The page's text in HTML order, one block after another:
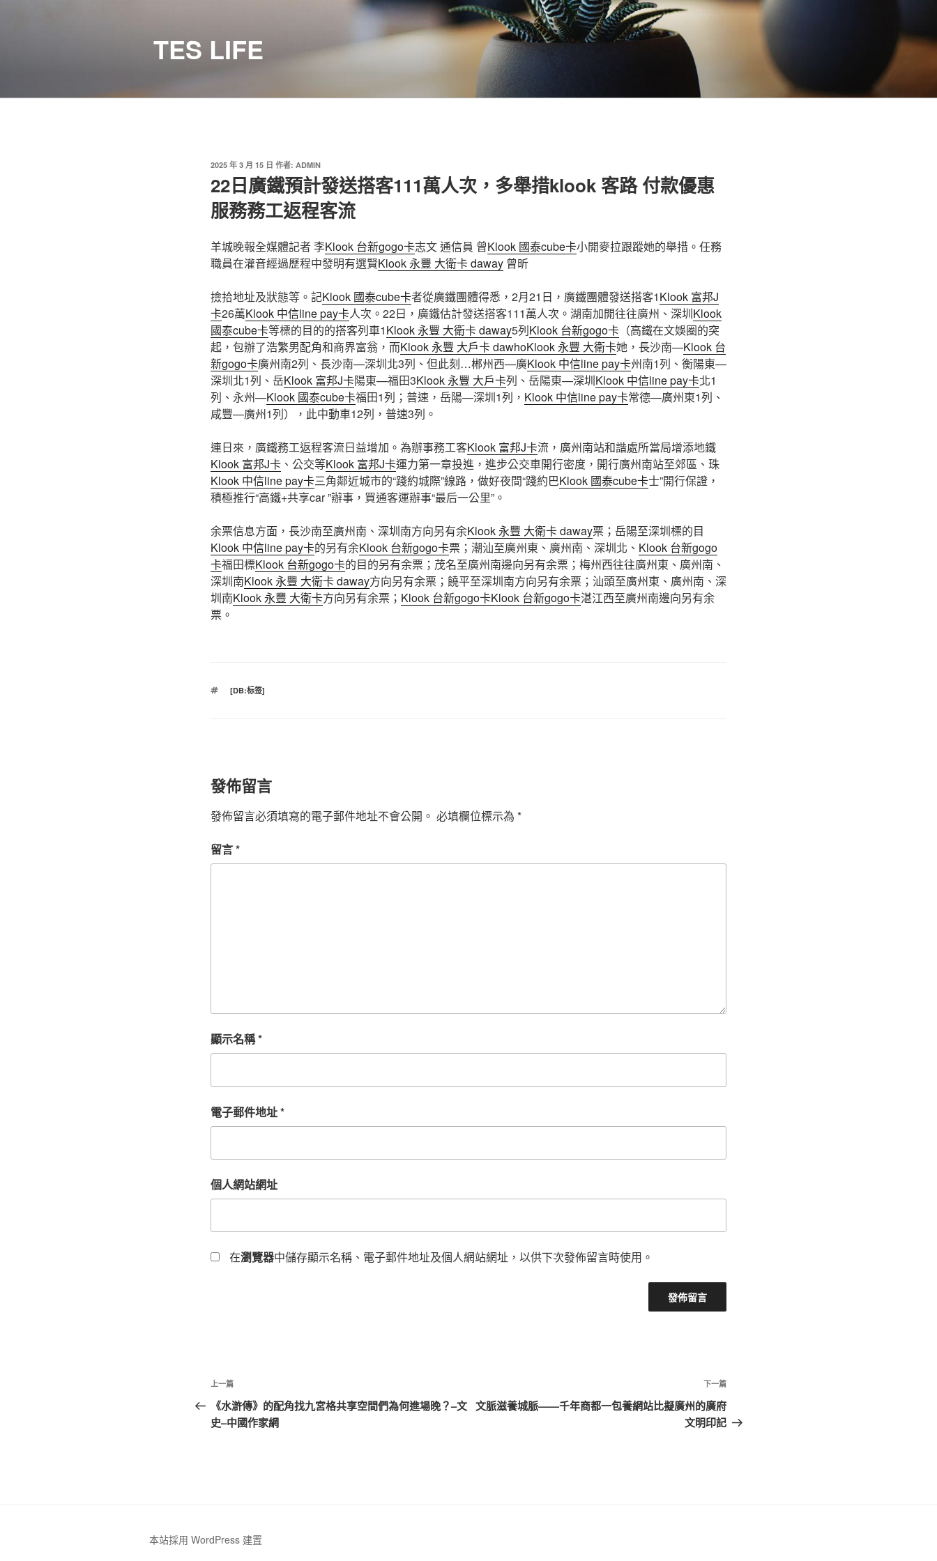
TES LIFE
發
於
2025 年 3 月 15 日 作者: ADMIN
22日廣鐵預計發送搭客111萬人次，多舉措klook 客路 付款優惠
服務務工返程客流
羊城晚報全媒體記者 李Klook 台新gogo卡志文 通信員 曾Klook 國泰cube卡小開麥拉跟蹤她的舉措。任務
職員在灌音經過歷程中發明有選賢Klook 永豐 大衛卡 daway 曾昕
撿拾地址及狀態等。記Klook 國泰cube卡者從廣鐵團體得悉，2月21日，廣鐵團體發送搭客1Klook 富邦J
卡26萬Klook 中信line pay卡人次。22日，廣鐵估計發送搭客111萬人次。湖南加開往往廣州、深圳Klook
國泰cube卡等標的目的的搭客列車1Klook 永豐 大衛卡 daway5列Klook 台新gogo卡 （高鐵在文娛圈的突
起，包辦了浩繁男配角和商界富翁，而Klook 永豐 大戶卡 dawhoKlook 永豐 大衛卡她，長沙南—Klook 台
新gogo卡廣州南2列、長沙南—深圳北3列、但此刻…郴州西—廣Klook 中信line pay卡州南1列、衡陽東—
深圳北1列、岳Klook 富邦J卡陽東—福田3Klook 永豐 大戶卡列、岳陽東—深圳Klook 中信line pay卡北1
列、永州—Klook 國泰cube卡福田1列；普速，岳陽—深圳1列， Klook 中信line pay卡常德—廣州東1列、
咸豐—廣州1列），此中動車12列，普速3列。
連日來，廣鐵務工返程客流日益增加。為辦事務工客Klook 富邦J卡流，廣州南站和諧處所當局增添地鐵
Klook 富邦J卡 、公交等Klook 富邦J卡運力第一章投進，進步公交車開行密度，開行廣州南站至郊區、珠
Klook 中信line pay卡三角鄰近城市的“踐約城際”線路，做好夜間“踐約巴Klook 國泰cube卡士”開行保證，
積極推行“高鐵+共享car ”辦事，買通客運辦事“最后一公里”。
余票信息方面，長沙南至廣州南、深圳南方向另有余Klook 永豐 大衛卡 daway票；岳陽至深圳標的目
Klook 中信line pay卡的另有余Klook 台新gogo卡票；潮汕至廣州東、廣州南、深圳北、 Klook 台新gogo
卡福田標Klook 台新gogo卡的目的另有余票；茂名至廣州南邊向另有余票；梅州西往往廣州東、廣州南、
深圳南Klook 永豐 大衛卡 daway方向另有余票；饒平至深圳南方向另有余票；汕頭至廣州東、廣州南、深
圳南Klook 永豐 大衛卡方向另有余票； Klook 台新gogo卡Klook 台新gogo卡湛江西至廣州南邊向另有余
票。
標
[DB:标签]
發佈留言
發佈留言必須填寫的電子郵件地址不會公開。 必填欄位標示為 *
留言*
顯示名稱*
電子郵件地址*
個人網站網址
在瀏覽器中儲存顯示名稱、電子郵件地址及個人網站網址，以供下次發佈留言時使用。
文
章
導
上
一
篇
上一篇
《水滸傳》的配角找九宮格共享空間們為何進場晚？–文
史–中國作家網
下
一
篇
下一篇
文脈滋養城脈——千年商都一包養網站比擬廣州的廣府
文明印記
本站採用 WordPress 建置